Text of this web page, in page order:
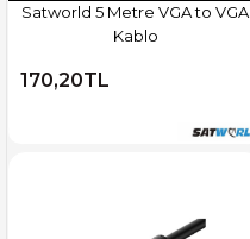
Satworld 5 Metre VGA to VGA
Kablo
170,20TL